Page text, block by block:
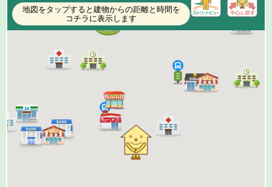
地図をタップすると建物からの距離と時間を
コチラに表示します